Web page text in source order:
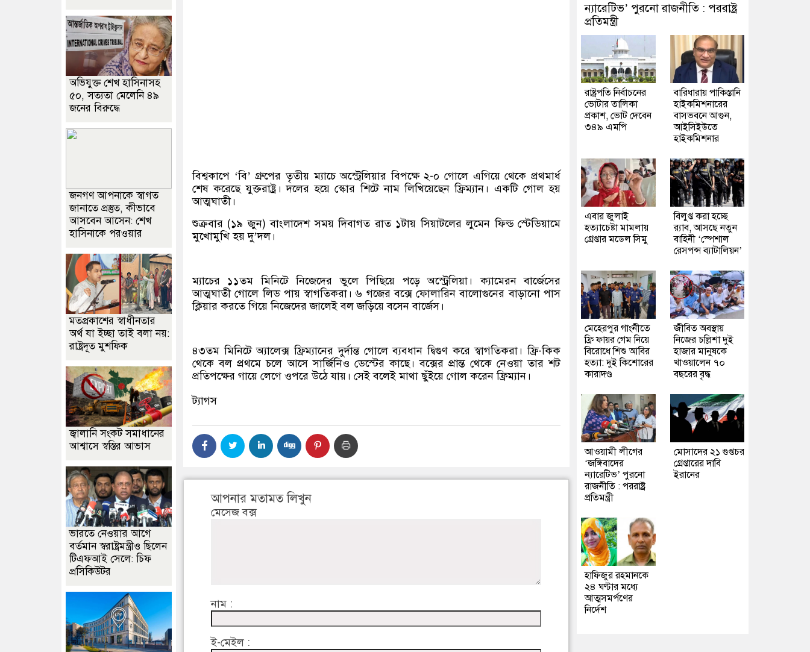
বিশ্বকাপে ‘বি’ গ্রুপের তৃতীয় ম্যাচে অস্ট্রেলিয়ার বিপক্ষে ২-০ গোলে এগিয়ে থেকে প্রথমার্ধ
শেষ করেছে যুক্তরাষ্ট্র। দলের হয়ে স্কোর শিটে নাম লিখিয়েছেন ফ্রিম্যান। একটি গোল হয়
আত্মঘাতী।
শুক্রবার (১৯ জুন) বাংলাদেশ সময় দিবাগত রাত ১টায় সিয়াটলের লুমেন ফিল্ড স্টেডিয়ামে
মুখোমুখি হয় দু’দল।
ম্যাচের ১১তম মিনিটে নিজেদের ভুলে পিছিয়ে পড়ে অস্ট্রেলিয়া। ক্যামেরন বার্জেসের
আত্মঘাতী গোলে লিড পায় স্বাগতিকরা। ৬ গজের বক্সে ফোলারিন বালোগুনের বাড়ানো পাস
ক্লিয়ার করতে গিয়ে নিজেদের জালেই বল জড়িয়ে বসেন বার্জেস।
৪৩তম মিনিটে অ্যালেক্স ফ্রিম্যানের দুর্দান্ত গোলে ব্যবধান দ্বিগুণ করে স্বাগতিকরা। ফ্রি-কিক
থেকে বল প্রথমে চলে আসে সার্জিনিও ডেস্টের কাছে। বক্সের প্রান্ত থেকে নেওয়া তার শট
প্রতিপক্ষের গায়ে লেগে ওপরে উঠে যায়। সেই বলেই মাথা ছুঁইয়ে গোল করেন ফ্রিম্যান।
ট্যাগস
আপনার মতামত লিখুন
মেসেজ বক্স
নাম :
ই-মেইল :
অভিযুক্ত শেখ হাসিনাসহ
৫০, সত্যতা মেলেনি ৪৯
জনের বিরুদ্ধে
জনগণ আপনাকে স্বাগত
জানাতে প্রস্তুত, কীভাবে
আসবেন আসেন: শেখ
হাসিনাকে পরওয়ার
মতপ্রকাশের স্বাধীনতার
অর্থ যা ইচ্ছা তাই বলা নয়:
রাষ্ট্রদূত মুশফিক
জ্বালানি সংকট সমাধানের
আশ্বাসে স্বস্তির আভাস
ভারতে নেওয়ার আগে
বর্তমান স্বরাষ্ট্রমন্ত্রীও ছিলেন
টিএফআই সেলে: চিফ
প্রসিকিউটর
ন্যারেটিভ’ পুরনো রাজনীতি : পররাষ্ট্র
প্রতিমন্ত্রী
রাষ্ট্রপতি নির্বাচনের
ভোটার তালিকা
প্রকাশ, ভোট দেবেন
৩৪৯ এমপি
বারিধারায় পাকিস্তানি
হাইকমিশনারের
বাসভবনে আগুন,
আইসিইউতে
হাইকমিশনার
এবার জুলাই
হত্যাচেষ্টা মামলায়
গ্রেপ্তার মডেল সিমু
বিলুপ্ত করা হচ্ছে
র‍্যাব, আসছে নতুন
বাহিনী ‘স্পেশাল
রেসপন্স ব্যাটালিয়ন’
মেহেরপুর গাংনীতে
ফ্রি ফায়র গেম নিয়ে
বিরোধে শিশু আবির
হত্যা: দুই কিশোরের
কারাদণ্ড
জীবিত অবস্থায়
নিজের চল্লিশা দুই
হাজার মানুষকে
খাওয়ালেন ৭০
বছরের বৃদ্ধ
আওয়ামী লীগের
‘জঙ্গিবাদের
ন্যারেটিভ’ পুরনো
রাজনীতি : পররাষ্ট্র
প্রতিমন্ত্রী
মোসাদের ২১ গুপ্তচর
গ্রেপ্তারের দাবি
ইরানের
হাফিজুর রহমানকে
২৪ ঘণ্টার মধ্যে
আত্মসমর্পণের
নির্দেশ